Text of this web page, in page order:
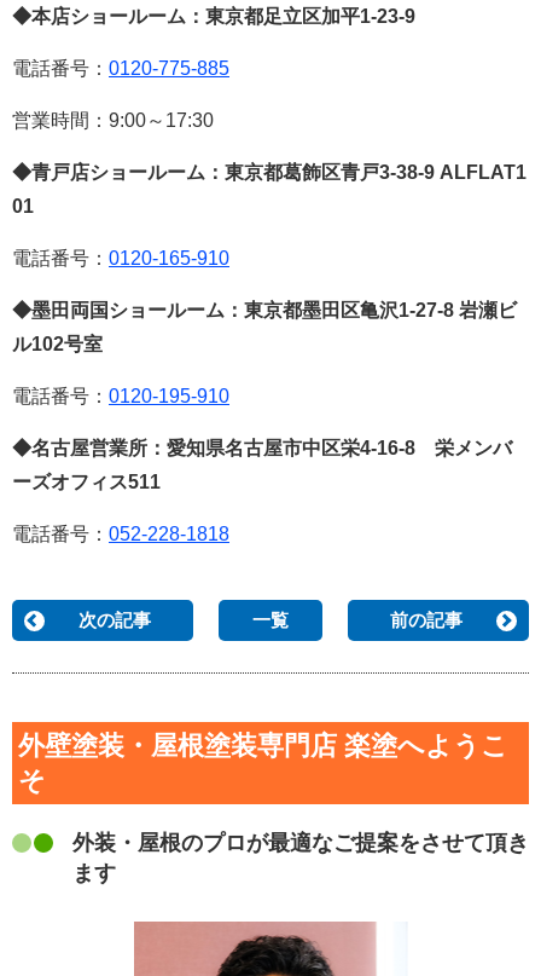
◆本店ショールーム：東京都足立区加平1-23-9
電話番号： 0120-775-885
営業時間： 9:00～ 17:30
◆青戸店ショールーム：東京都葛飾区青戸3-38-9 ALFLAT1
01
電話番号： 0120-165-910
◆墨田両国ショールーム：東京都墨田区亀沢1-27-8 岩瀬ビ
ル102号室
電話番号： 0120-195-910
◆名古屋営業所：愛知県名古屋市中区栄4-16-8 栄メンバ
ーズオフィス511
電話番号： 052-228-1818
次の記事 一覧 前の記事
外壁塗装・屋根塗装専門店 楽塗へようこ
そ
外装・屋根のプロが最適なご提案をさせて頂き
ます